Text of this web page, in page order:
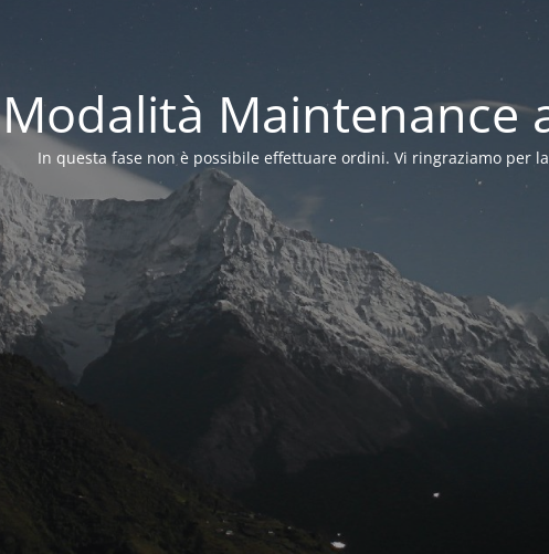
Modalità Maintenance
In questa fase non è possibile effettuare ordini. Vi ringraziamo per